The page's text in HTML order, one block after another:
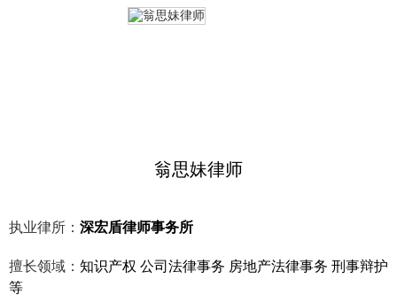
翁思妹律师
执业律所： 深宏盾律师事务所
擅长领域： 知识产权 公司法律事务 房地产法律事务 刑事辩护
等